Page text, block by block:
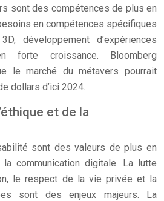
sont des compétences de plus en
en compétences spécifiques
développement d’expériences
forte croissance. Bloomberg
le marché du métavers pourrait
dollars d’ici 2024.
et de la
sont des valeurs de plus en
communication digitale. La lutte
le respect de la vie privée et la
sont des enjeux majeurs. La